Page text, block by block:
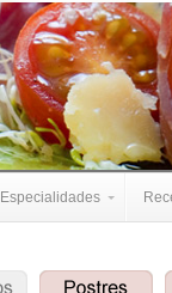
Especialidades